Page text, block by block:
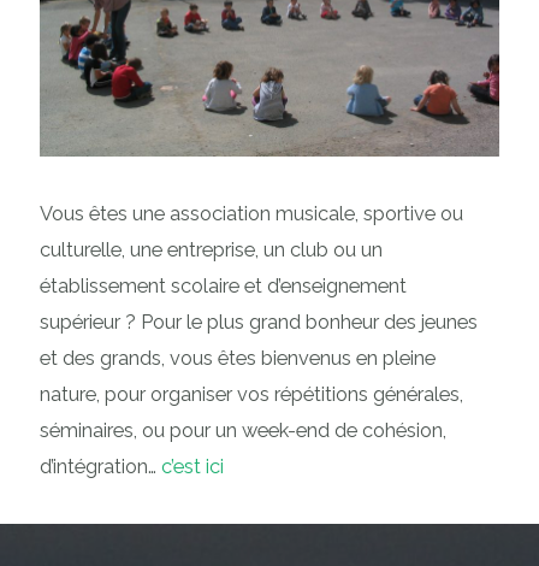
Vous êtes une association musicale, sportive ou
culturelle, une entreprise, un club ou un
établissement scolaire et d’enseignement
supérieur ? Pour le plus grand bonheur des jeunes
et des grands, vous êtes bienvenus en pleine
nature, pour organiser vos répétitions générales,
séminaires, ou pour un week-end de cohésion,
d’intégration… c’est ici